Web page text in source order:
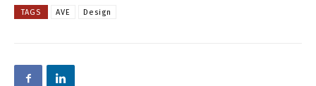
TAGS AVE Design